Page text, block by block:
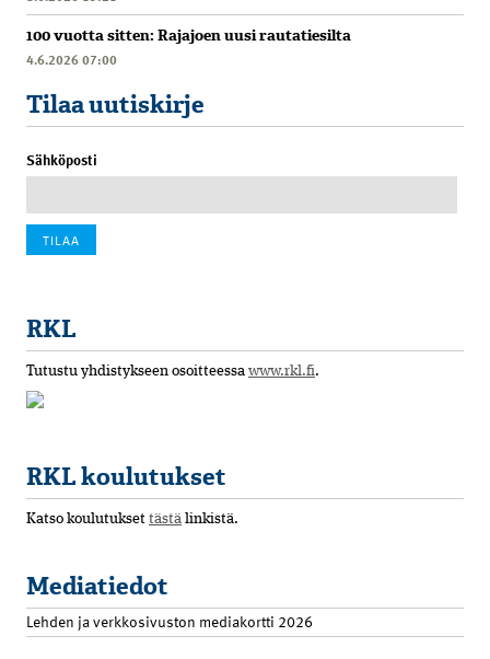
100 vuotta sitten: Rajajoen uusi rautatiesilta
4.6.2026 07:00
Tilaa uutiskirje
Sähköposti
RKL
Tutustu yhdistykseen osoitteessa www.rkl.fi.
RKL koulutukset
Katso koulutukset tästä linkistä.
Mediatiedot
Lehden ja verkkosivuston mediakortti 2026